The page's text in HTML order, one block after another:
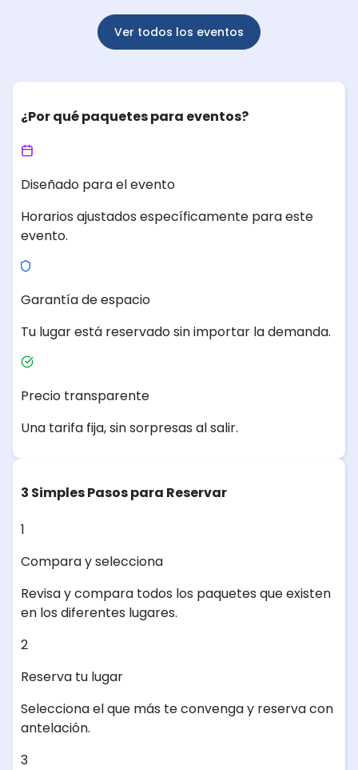
Ver todos los eventos
¿Por qué paquetes para eventos?
Diseñado para el evento
Horarios ajustados específicamente para este
evento.
Garantía de espacio
Tu lugar está reservado sin importar la demanda.
Precio transparente
Una tarifa fija, sin sorpresas al salir.
3 Simples Pasos para Reservar
1
Compara y selecciona
Revisa y compara todos los paquetes que existen
en los diferentes lugares.
2
Reserva tu lugar
Selecciona el que más te convenga y reserva con
antelación.
3